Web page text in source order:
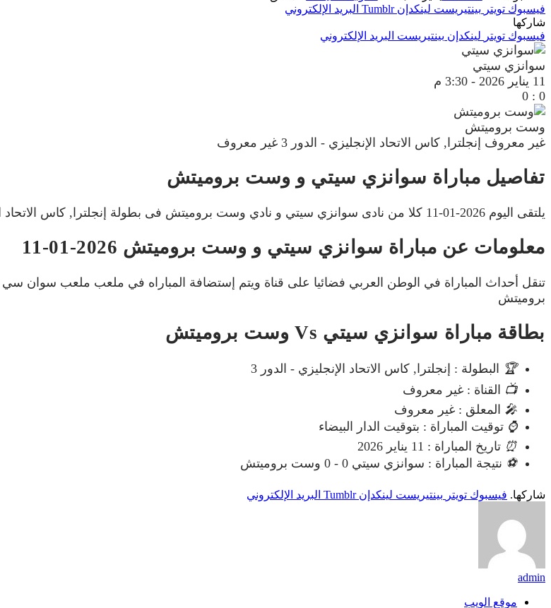
فيسبوك تويتر بينتيريست لينكدإن Tumblr البريد الإلكتروني
شاركها
فيسبوك تويتر لينكدإن بينتيريست البريد الإلكتروني
سوانزي سيتي
11 يناير 2026
- 3:30 م
0
:
0
وست بروميتش
غير معروف إنجلترا, كاس الاتحاد الإنجليزي - الدور 3 غير معروف
تفاصيل مباراة سوانزي سيتي و وست بروميتش
يلتقى اليوم 2026-01-11 كلا من نادى سوانزي سيتي و نادي وست بروميتش فى بطولة إنجلترا, كاس الاتحاد الإنجليزي - الدور 3 فى تمام الساعه 15:30 بتوقيت مصر.
معلومات عن مباراة سوانزي سيتي و وست بروميتش 2026-01-11
تنقل أحداث المباراة في الوطن العربي فضائيا على قناة ويتم إستضافة المباراه في ملعب ملعب سوان
بروميتش
بطاقة مباراة سوانزي سيتي Vs وست بروميتش
🏆
البطولة : إنجلترا, كاس الاتحاد الإنجليزي - الدور 3
📺 القناة : غير معروف
🎤 المعلق : غير معروف
⌚ توقيت المباراة : بتوقيت الدار البيضاء
⏰ تاريخ المباراة : 11 يناير 2026
⚽ نتيجة المباراة : سوانزي سيتي 0 - 0 وست بروميتش
شاركها. فيسبوك تويتر بينتيريست لينكدإن Tumblr البريد الإلكتروني
admin
موقع الويب